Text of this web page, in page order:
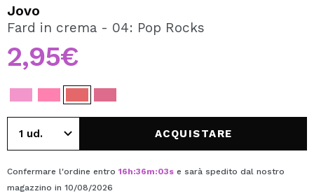
Creando un account su Maquibeauty.it potrai fare i tuoi
acquisti velocemente, controllare lo stato dei tuoi ordini e
consultare le tue operazioni precedenti.
CREARE UN ACCOUNT
Jovo
Fard in crema - 04: Pop Rocks
2,95€
ACQUISTARE
Confermare l'ordine entro 16h:36m:03s e sarà spedito dal nostro
magazzino in 10/08/2026